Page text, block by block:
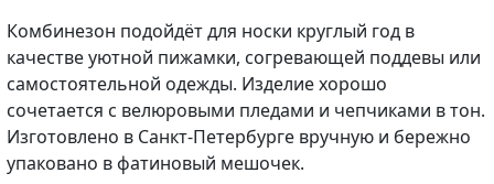
Комбинезон подойдёт для носки круглый год в
качестве уютной пижамки, согревающей поддевы или
самостоятельной одежды. Изделие хорошо
сочетается с велюровыми пледами и чепчиками в тон.
Изготовлено в Санкт-Петербурге вручную и бережно
упаковано в фатиновый мешочек.